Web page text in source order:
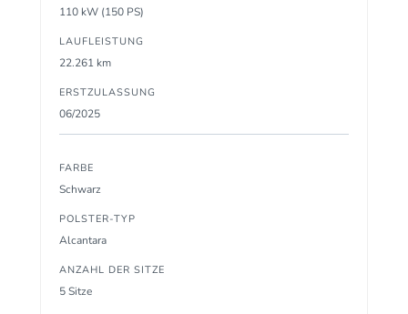
110 kW (150 PS)
LAUFLEISTUNG
22.261 km
ERSTZULASSUNG
06/2025
FARBE
Schwarz
POLSTER-TYP
Alcantara
ANZAHL DER SITZE
5 Sitze